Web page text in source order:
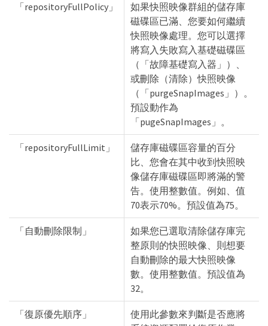
「repositoryFullPolicy」
如果快照映像群組的儲存庫
磁碟區已滿、您要如何繼續
快照映像處理。您可以選擇
將寫入失敗寫入基礎磁碟區
（「故障基礎寫入器」）、
或刪除（清除）快照映像
（「purgeSnapImages」）。
預設動作為
「pugeSnapImages」。
「repositoryFullLimit」
儲存庫磁碟區容量的百分
比、您會在其中收到快照映
像儲存庫磁碟區即將滿的警
告。使用整數值。例如、值
70表示70%。預設值為75。
「自動刪除限制」
如果您已選取清除儲存庫完
整原則的快照映像、則想要
自動刪除的最大快照映像
數。使用整數值。預設值為
32。
「復原優先順序」
使用此參數來判斷是否應將